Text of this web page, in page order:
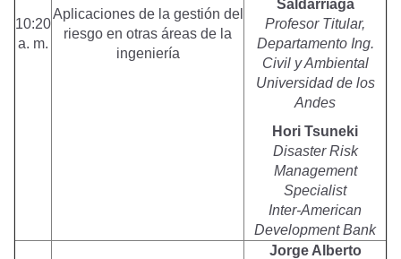
10:20
a. m.
Aplicaciones de la gestión del
riesgo en otras áreas de la
ingeniería
Saldarriaga
Profesor Titular,
Departamento Ing.
Civil y Ambiental
Universidad de los
Andes
Hori Tsuneki
Disaster Risk
Management
Specialist
Inter-American
Development Bank
Jorge Alberto